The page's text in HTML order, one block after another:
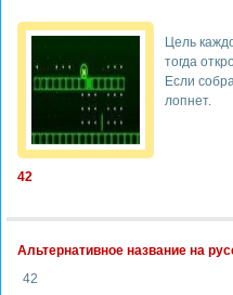
42
Цель
тогда
Если
лопнет.
Альтернативное название на
42